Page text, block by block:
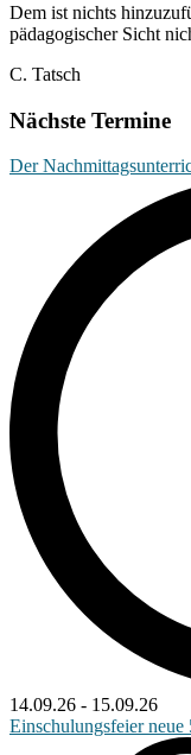
Dem ist nichts
pädagogischer Sicht
C. Tatsch
Nächste Termine
Der
14.09.26 - 15.09.26
Einschulungsfeier neue